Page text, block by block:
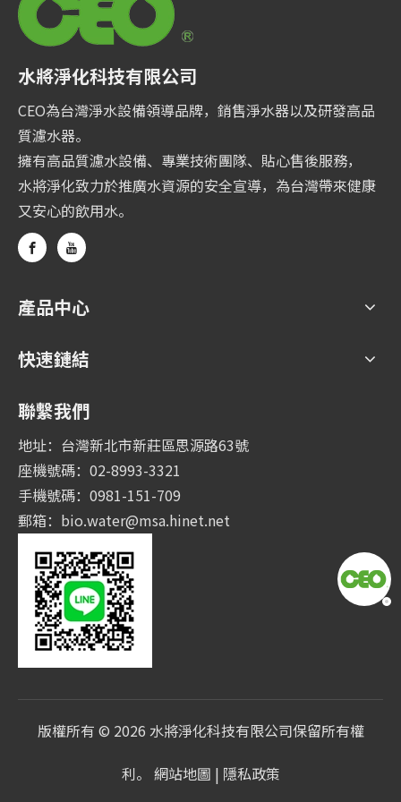
水將淨化科技有限公司
CEO為台灣淨水設備領導品牌，銷售淨水器以及研發高品
質濾水器。
擁有高品質濾水設備、專業技術團隊、貼心售後服務，
水將淨化致力於推廣水資源的安全宣導，為台灣帶來健康
又安心的飲用水。
產品中心
快速鏈結
聯繫我們
地址：台灣新北市新莊區思源路63號
座機號碼：02-8993-3321
手機號碼：0981-151-709
郵箱： bio.water@msa.hinet.net
版權所有 © 2026 水將淨化科技有限公司保留所有權
利。 網站地圖 | 隱私政策